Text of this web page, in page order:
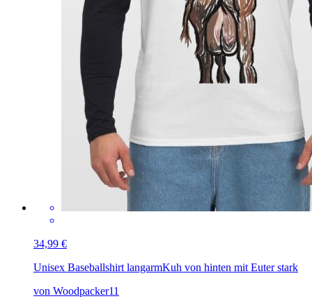
34,99 €
Unisex Baseballshirt langarmKuh von hinten mit Euter stark
von Woodpacker11